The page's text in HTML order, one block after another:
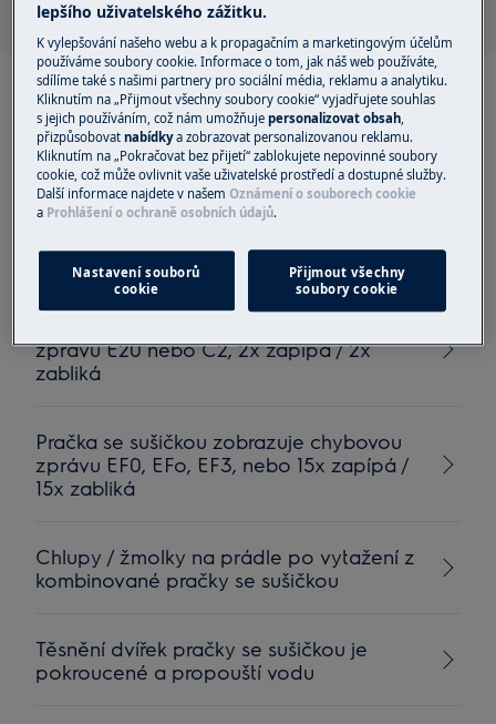
Doporučené články pro
Pračky se sušičkou
zprávu E20 nebo C2, 2x zapípá / 2x
zabliká
Pračka se sušičkou zobrazuje chybovou
zprávu EF0, EFo, EF3, nebo 15x zapípá /
15x zabliká
Chlupy / žmolky na prádle po vytažení z
kombinované pračky se sušičkou
Těsnění dvířek pračky se sušičkou je
pokroucené a propouští vodu
lepšího uživatelského zážitku.
K vylepšování našeho webu a k propagačním a marketingovým účelům
používáme soubory cookie. Informace o tom, jak náš web používáte,
sdílíme také s našimi partnery pro sociální média, reklamu a analytiku.
Kliknutím na „Přijmout všechny soubory cookie“ vyjadřujete souhlas
s jejich používáním, což nám umožňujepersonalizovat obsah,
přizpůsobovatnabídkya zobrazovat personalizovanou reklamu.
Kliknutím na „Pokračovat bez přijetí“ zablokujete nepovinné soubory
cookie, což může ovlivnit vaše uživatelské prostředí a dostupné služby.
Další informace najdete v našemOznámení o souborech cookie
a Prohlášení o ochraně osobních údajů.
Nastavení souborů
cookie
Přijmout všechny
soubory cookie